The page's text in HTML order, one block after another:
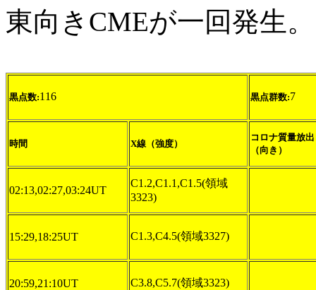
東向きCMEが一回発生。
黒点数:116 黒点群数:7
時間 X線（強度）
コロナ質量放出
（向き）
02:13,02:27,03:24UT
C1.2,C1.1,C1.5(領域
3323)
15:29,18:25UT C1.3,C4.5(領域3327)
20:59,21:10UT C3.8,C5.7(領域3323)